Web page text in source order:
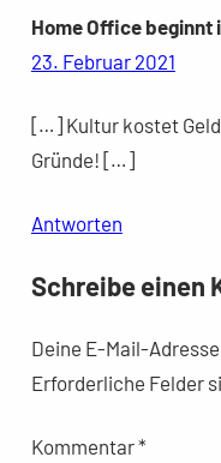
Home Office beginnt
23. Februar 2021
[…] Kultur kostet
Gründe! […]
Antworten
Schreibe einen
Deine E-Mail-
Erforderliche Felder
Kommentar*